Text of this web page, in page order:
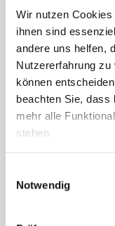
Wir nutzen
ihnen sind
andere uns helfen,
Nutzererfahrung
können
beachten Sie, dass
mehr alle
stehen.
Notwendig